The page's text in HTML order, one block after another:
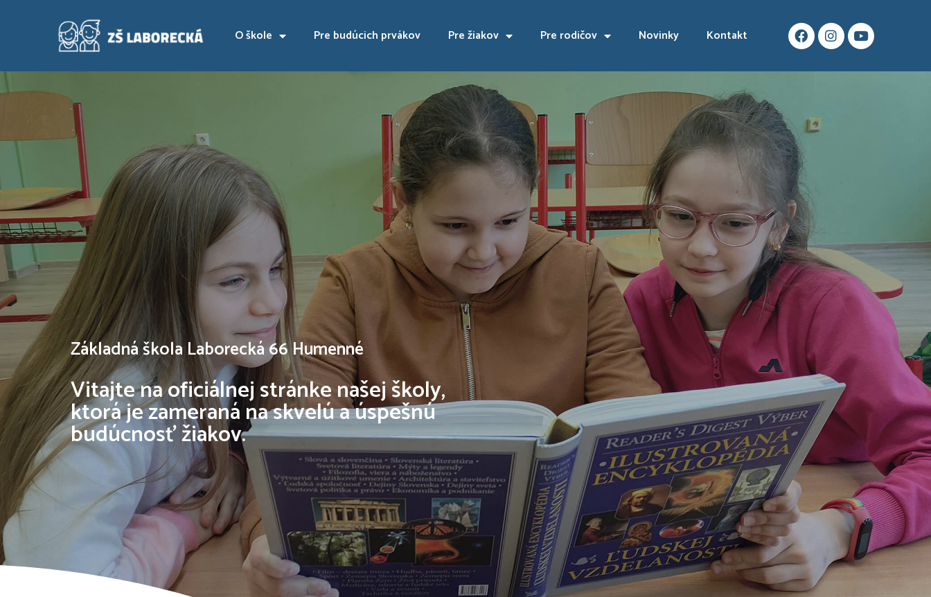
O škole Pre budúcich prvákov Pre žiakov Pre rodičov Novinky Kontakt
Základná škola Laborecká 66 Humenné
Vitajte na oficiálnej stránke našej školy,
ktorá je zameraná na skvelú a úspešnú
budúcnosť žiakov.